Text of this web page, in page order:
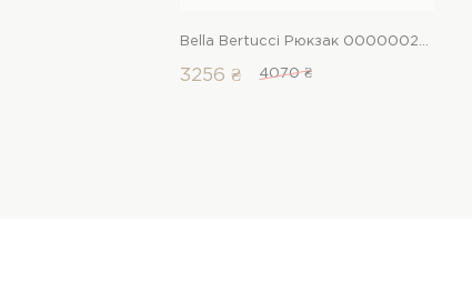
3256 ₴ 4070 ₴